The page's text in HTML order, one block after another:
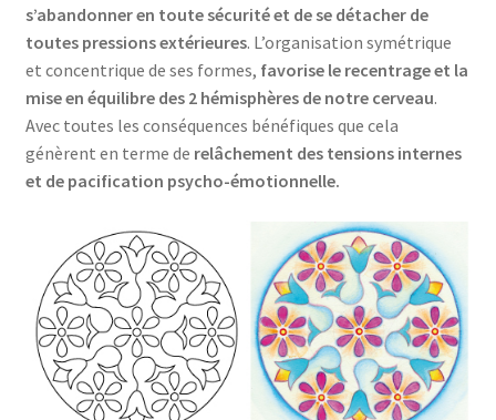
s’abandonner en toute sécurité et de se détacher de
toutes pressions extérieures. L’organisation symétrique
et concentrique de ses formes, favorise le recentrage et la
mise en équilibre des 2 hémisphères de notre cerveau.
Avec toutes les conséquences bénéfiques que cela
génèrent en terme de relâchement des tensions internes
et de pacification psycho-émotionnelle.